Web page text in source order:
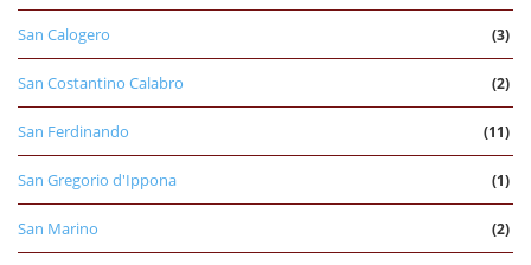
San Calogero (3)
San Costantino Calabro (2)
San Ferdinando (11)
San Gregorio d'Ippona (1)
San Marino (2)